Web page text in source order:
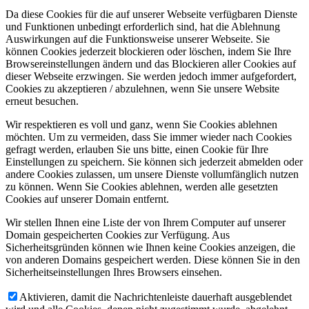
Da diese Cookies für die auf unserer Webseite verfügbaren Dienste
und Funktionen unbedingt erforderlich sind, hat die Ablehnung
Auswirkungen auf die Funktionsweise unserer Webseite. Sie
können Cookies jederzeit blockieren oder löschen, indem Sie Ihre
Browsereinstellungen ändern und das Blockieren aller Cookies auf
dieser Webseite erzwingen. Sie werden jedoch immer aufgefordert,
Cookies zu akzeptieren / abzulehnen, wenn Sie unsere Website
erneut besuchen.
Wir respektieren es voll und ganz, wenn Sie Cookies ablehnen
möchten. Um zu vermeiden, dass Sie immer wieder nach Cookies
gefragt werden, erlauben Sie uns bitte, einen Cookie für Ihre
Einstellungen zu speichern. Sie können sich jederzeit abmelden oder
andere Cookies zulassen, um unsere Dienste vollumfänglich nutzen
zu können. Wenn Sie Cookies ablehnen, werden alle gesetzten
Cookies auf unserer Domain entfernt.
Wir stellen Ihnen eine Liste der von Ihrem Computer auf unserer
Domain gespeicherten Cookies zur Verfügung. Aus
Sicherheitsgründen können wie Ihnen keine Cookies anzeigen, die
von anderen Domains gespeichert werden. Diese können Sie in den
Sicherheitseinstellungen Ihres Browsers einsehen.
Aktivieren, damit die Nachrichtenleiste dauerhaft ausgeblendet